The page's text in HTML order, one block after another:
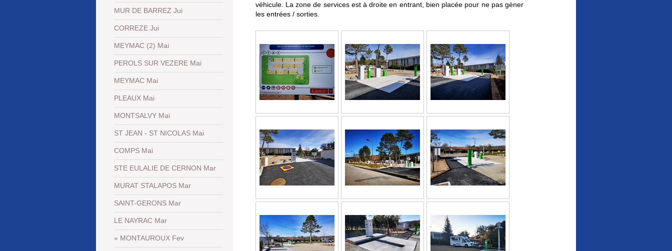
véhicule. La zone de services est à droite en entrant, bien placée pour ne pas gèner
les entrées / sorties.
MUR DE BARREZ Jui
CORREZE Jui
MEYMAC (2) Mai
PEROLS SUR VEZERE Mai
MEYMAC Mai
PLEAUX Mai
MONTSALVY Mai
ST JEAN - ST NICOLAS Mai
COMPS Mai
STE EULALIE DE CERNON Mar
MURAT STALAPOS Mar
SAINT-GERONS Mar
LE NAYRAC Mar
MONTAUROUX Fev